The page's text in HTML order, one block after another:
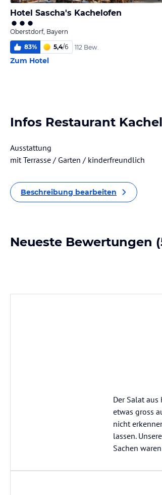
Hotel Sascha's Kachelofen
Oberstdorf, Bayern
83% 5,4/6 112 Bew.
Zum Hotel
Infos Restaurant
Ausstattung
mit Terrasse / Garten / kinderfreundlich
Beschreibung bearbeiten
Neueste Bewertungen
Der Salat
etwas gross
nicht
lassen.
Sachen